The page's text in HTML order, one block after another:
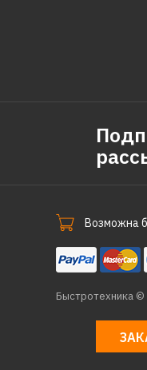
Возможна
Быстротехника